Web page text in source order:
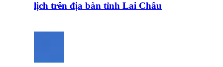
lịch trên địa bàn tỉnh Lai Châu